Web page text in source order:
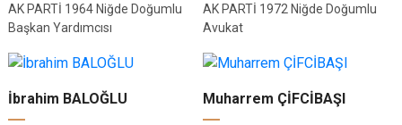
AK PARTİ 1964 Niğde Doğumlu
Başkan Yardımcısı
AK PARTİ 1972 Niğde Doğumlu
Avukat
İbrahim BALOĞLU Muharrem ÇİFCİBAŞI